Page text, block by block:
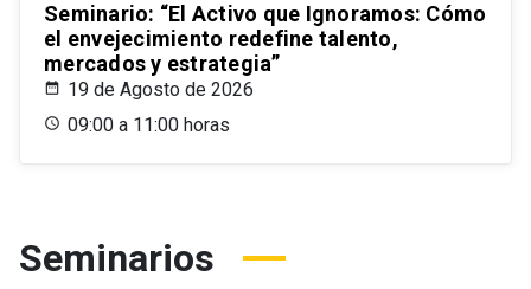
Seminario: “El Activo que Ignoramos: Cómo
el envejecimiento redefine talento,
mercados y estrategia”
19 de Agosto de 2026
09:00 a 11:00 horas
Seminarios